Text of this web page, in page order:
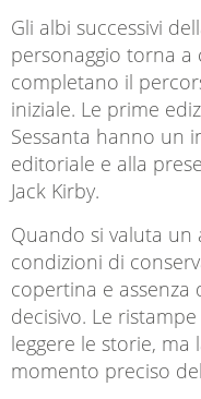
Gli albi successivi
personaggio torna a
completano il
iniziale. Le prime
Sessanta hanno un
editoriale e alla
Jack Kirby.
Quando si valuta
condizioni di
copertina e
decisivo. Le
leggere le storie,
momento preciso